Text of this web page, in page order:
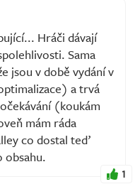
Hráči dávají
Sama
jsou v době vydání v
a trvá
(koukám
mám ráda
co dostal teď
obsahu.
1